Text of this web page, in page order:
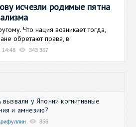
исчезли родимые пятна
Что нация возникает тогда,
обретают права, в
14:48 343 367
у Японии когнитивные
и амнезию?
856